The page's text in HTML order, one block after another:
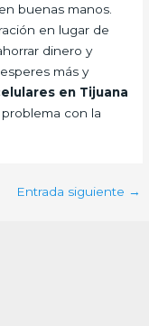
buenas manos.
en lugar de
dinero y
más y
en Tijuana
con la
Entrada siguiente →